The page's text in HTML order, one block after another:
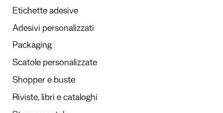
Etichette adesive
Adesivi personalizzati
Packaging
Scatole personalizzate
Shopper e buste
Riviste, libri e cataloghi